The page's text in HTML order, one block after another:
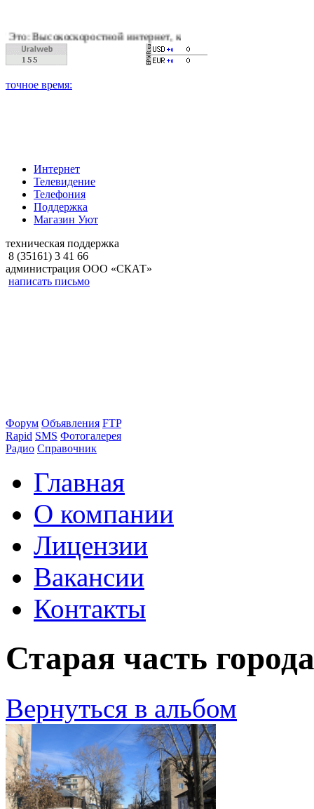
интернет, качественное цифровое и кабельное
Интернет
Телевидение
Телефония
Поддержка
Магазин Уют
техническая поддержка
8 (35161) 3 41 66
администрация ООО «СКАТ»
написать письмо
Форум Объявления FTP
Rapid SMS Фотогалерея
Радио Справочник
Главная
О компании
Лицензии
Вакансии
Контакты
Старая часть
Вернуться в альбом